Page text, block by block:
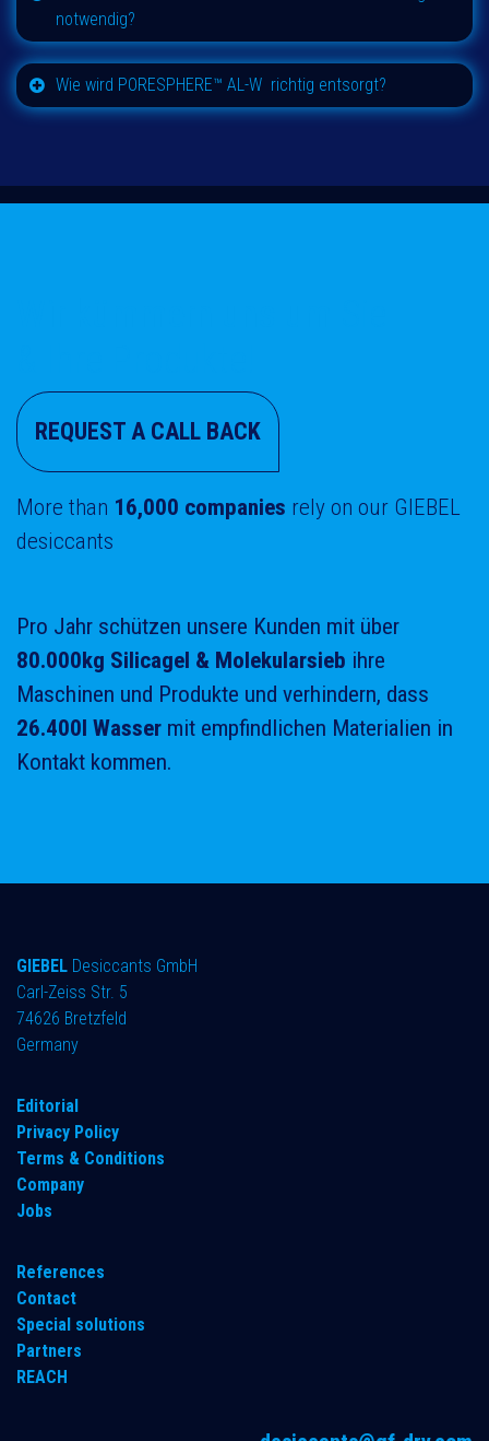
notwendig?
Wie wird PORESPHERE™ AL-W richtig entsorgt?
REQUEST A CALL BACK
More than 16,000 companies rely on our GIEBEL
desiccants
Pro Jahr schützen unsere Kunden mit über
80.000kg Silicagel & Molekularsieb ihre
Maschinen und Produkte und verhindern, dass
26.400l Wasser mit empfindlichen Materialien in
Kontakt kommen.
GIEBEL Desiccants GmbH
Carl-Zeiss Str. 5
74626 Bretzfeld
Germany
​Editorial
Privacy Policy
Terms & Conditions
Company
Jobs
References
Contact
Special solutions
Partners
REACH